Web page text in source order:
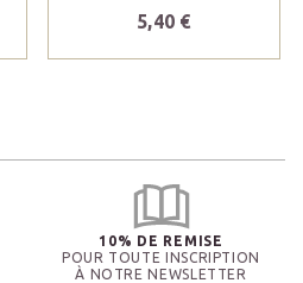
5,40 €
10% DE REMISE
POUR TOUTE INSCRIPTION
À NOTRE NEWSLETTER